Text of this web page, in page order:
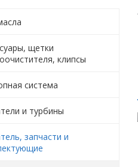
щетки
клипсы
система
и турбины
запчасти и